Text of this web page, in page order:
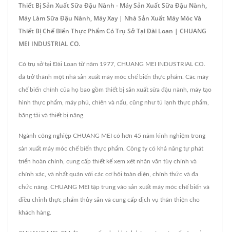
Thiết Bị Sản Xuất Sữa Đậu Nành - Máy Sản Xuất Sữa Đậu Nành,
Máy Làm Sữa Đậu Nành, Máy Xay | Nhà Sản Xuất Máy Móc Và
Thiết Bị Chế Biến Thực Phẩm Có Trụ Sở Tại Đài Loan | CHUANG
MEI INDUSTRIAL CO.
Có trụ sở tại Đài Loan từ năm 1977, CHUANG MEI INDUSTRIAL CO.
đã trở thành một nhà sản xuất máy móc chế biến thực phẩm. Các máy
chế biến chính của họ bao gồm thiết bị sản xuất sữa đậu nành, máy tạo
hình thực phẩm, máy phủ, chiên và nấu, cũng như tủ lạnh thực phẩm,
băng tải và thiết bị nâng.
Ngành công nghiệp CHUANG MEI có hơn 45 năm kinh nghiệm trong
sản xuất máy móc chế biến thực phẩm. Công ty có khả năng tự phát
triển hoàn chỉnh, cung cấp thiết kế xem xét nhân văn tùy chỉnh và
chính xác, và nhất quán với các cơ hội toàn diện, chính thức và đa
chức năng. CHUANG MEI tập trung vào sản xuất máy móc chế biến và
điều chỉnh thực phẩm thủy sản và cung cấp dịch vụ thân thiện cho
khách hàng.